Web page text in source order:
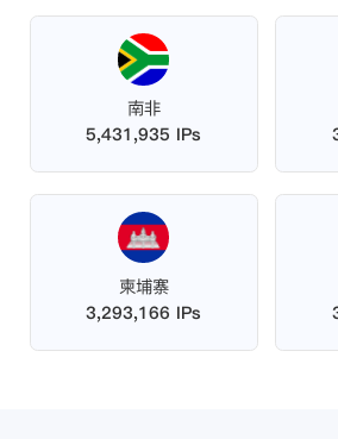
南非
5,431,935 IPs
柬埔寨
3,293,166 IPs